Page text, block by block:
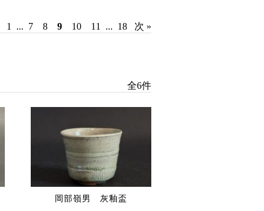
1 ... 7 8 9 10 11 ... 18 次 »
全6件
岡部嶺男 灰釉盃